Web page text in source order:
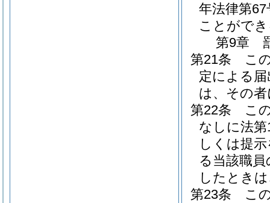
年法律第67
ことがで
第9章
第21条
こ
定による
は、その
第22条
こ
なしに法
しくは提
る当該職
したとき
第23条
こ